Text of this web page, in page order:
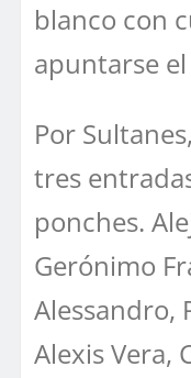
blanco con
apuntarse
Por
tres
ponches.
Gerónimo
Alessandro,
Alexis Vera,